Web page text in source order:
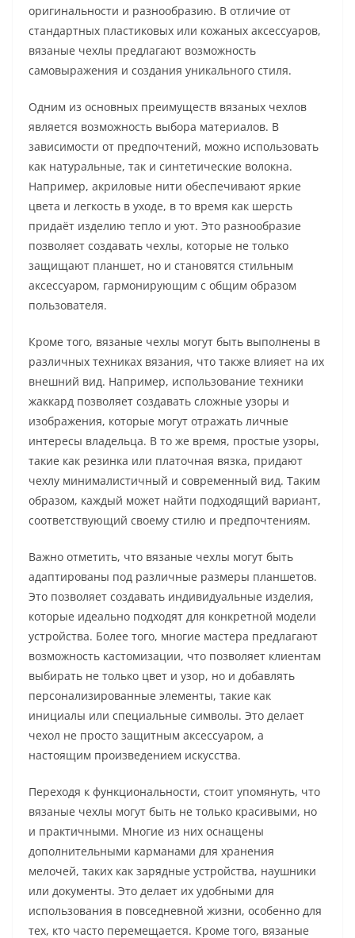
оригинальности и разнообразию. В отличие от
стандартных пластиковых или кожаных аксессуаров,
вязаные чехлы предлагают возможность
самовыражения и создания уникального стиля.
Одним из основных преимуществ вязаных чехлов
является возможность выбора материалов. В
зависимости от предпочтений, можно использовать
как натуральные, так и синтетические волокна.
Например, акриловые нити обеспечивают яркие
цвета и легкость в уходе, в то время как шерсть
придаёт изделию тепло и уют. Это разнообразие
позволяет создавать чехлы, которые не только
защищают планшет, но и становятся стильным
аксессуаром, гармонирующим с общим образом
пользователя.
Кроме того, вязаные чехлы могут быть выполнены в
различных техниках вязания, что также влияет на их
внешний вид. Например, использование техники
жаккард позволяет создавать сложные узоры и
изображения, которые могут отражать личные
интересы владельца. В то же время, простые узоры,
такие как резинка или платочная вязка, придают
чехлу минималистичный и современный вид. Таким
образом, каждый может найти подходящий вариант,
соответствующий своему стилю и предпочтениям.
Важно отметить, что вязаные чехлы могут быть
адаптированы под различные размеры планшетов.
Это позволяет создавать индивидуальные изделия,
которые идеально подходят для конкретной модели
устройства. Более того, многие мастера предлагают
возможность кастомизации, что позволяет клиентам
выбирать не только цвет и узор, но и добавлять
персонализированные элементы, такие как
инициалы или специальные символы. Это делает
чехол не просто защитным аксессуаром, а
настоящим произведением искусства.
Переходя к функциональности, стоит упомянуть, что
вязаные чехлы могут быть не только красивыми, но
и практичными. Многие из них оснащены
дополнительными карманами для хранения
мелочей, таких как зарядные устройства, наушники
или документы. Это делает их удобными для
использования в повседневной жизни, особенно для
тех, кто часто перемещается. Кроме того, вязаные